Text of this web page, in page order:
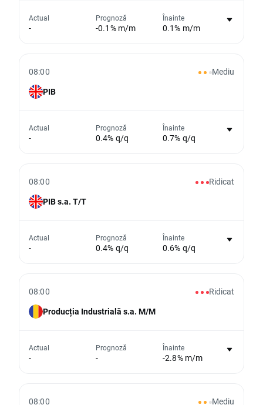
Nu există niciun grafic pentru acest
eveniment
Actual
-
Prognoză
-0.1% m/m
Înainte
0.1% m/m
Nu există niciun grafic pentru acest
eveniment
08:00
Mediu
PIB
Actual
-
Prognoză
0.4% q/q
Înainte
0.7% q/q
Nu există niciun grafic pentru acest
eveniment
08:00
Ridicat
PIB s.a. T/T
Actual
-
Prognoză
0.4% q/q
Înainte
0.6% q/q
Nu există niciun grafic pentru acest
08:00
Ridicat
Producția Industrială s.a. M/M
Actual
-
Prognoză
-
Înainte
-2.8% m/m
08:00
Mediu